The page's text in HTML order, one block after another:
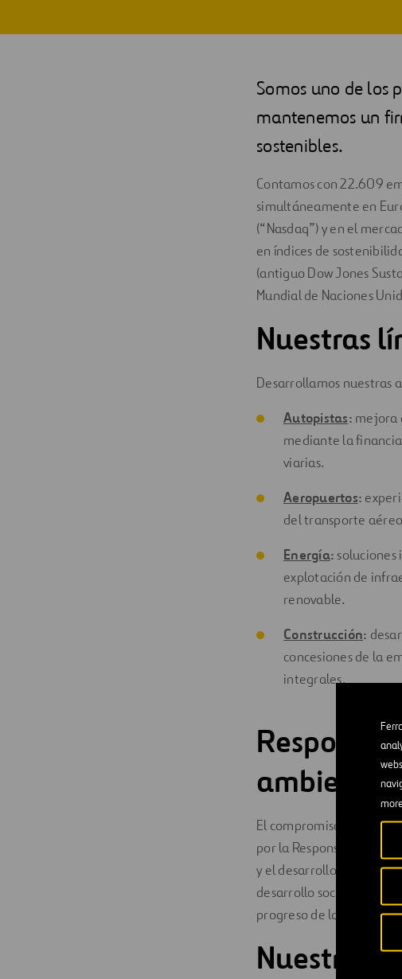
Ingeniería
Somos uno de los
mantenemos un
sostenibles.
Contamos con 22.609
simultáneamente en
(“Nasdaq”) y en el
en índices de
(antiguo Dow Jones
Mundial de Naciones
Nuestras
Desarrollamos nuestras
Autopistas: mejora
mediante la
viarias.
Aeropuertos:
del transporte
Energía: soluciones
explotación de
renovable.
Construcción:
concesiones de la
integrales.
ambiente
El compromiso con la
por la Responsabilidad
y el desarrollo de la
desarrollo socio
progreso de las personas.
Nuestra